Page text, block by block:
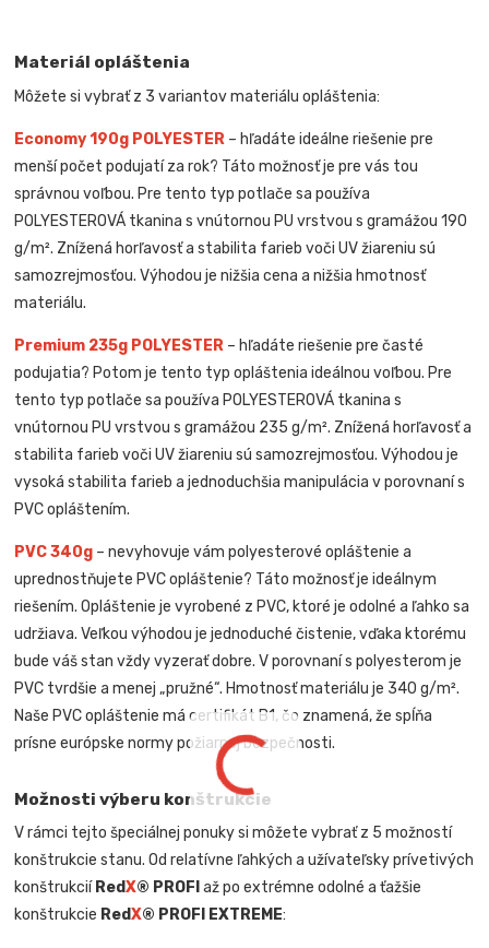
Materiál opláštenia
Môžete si vybrať z 3 variantov materiálu opláštenia:
Economy 190g POLYESTER – hľadáte ideálne riešenie pre
menší počet podujatí za rok? Táto možnosť je pre vás tou
správnou voľbou. Pre tento typ potlače sa používa
POLYESTEROVÁ tkanina s vnútornou PU vrstvou s gramážou 190
g/m². Znížená horľavosť a stabilita farieb voči UV žiareniu sú
samozrejmosťou. Výhodou je nižšia cena a nižšia hmotnosť
materiálu.
Premium 235g POLYESTER – hľadáte riešenie pre časté
podujatia? Potom je tento typ opláštenia ideálnou voľbou. Pre
tento typ potlače sa používa POLYESTEROVÁ tkanina s
vnútornou PU vrstvou s gramážou 235 g/m². Znížená horľavosť a
stabilita farieb voči UV žiareniu sú samozrejmosťou. Výhodou je
vysoká stabilita farieb a jednoduchšia manipulácia v porovnaní s
PVC opláštením.
PVC 340g – nevyhovuje vám polyesterové opláštenie a
uprednostňujete PVC opláštenie? Táto možnosť je ideálnym
riešením. Opláštenie je vyrobené z PVC, ktoré je odolné a ľahko sa
udržiava. Veľkou výhodou je jednoduché čistenie, vďaka ktorému
bude váš stan vždy vyzerať dobre. V porovnaní s polyesterom je
PVC tvrdšie a menej „pružné“. Hmotnosť materiálu je 340 g/m².
Naše PVC opláštenie má certifikát B1, čo znamená, že spĺňa
prísne európske normy požiarnej bezpečnosti.
Možnosti výberu konštrukcie
V rámci tejto špeciálnej ponuky si môžete vybrať z 5 možností
konštrukcie stanu. Od relatívne ľahkých a užívateľsky prívetivých
konštrukcií RedX® PROFIaž po extrémne odolné a ťažšie
konštrukcie RedX® PROFI EXTREME: